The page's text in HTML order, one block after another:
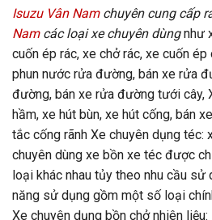
Isuzu Vân Namchuyên cung cấp
Namcác loại xe chuyên dùngnhư
cuốn ép rác, xe chở rác, xe cuốn
phun nước rửa đường, bán xe rửa
đường, bán xe rửa đường tưới cây,
hầm, xe hút bùn, xe hút cống, bán
tắc cống rãnh Xe chuyên dụng téc:
chuyên dùng xe bồn xe téc được
loại khác nhau tủy theo nhu cầu sử
năng sử dụng gồm một số loại
Xe chuyên dụng bồn chở nhiên liệu: